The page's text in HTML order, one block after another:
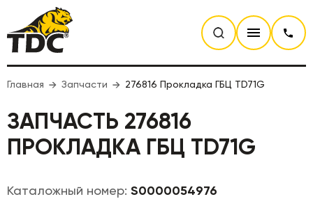
Главная Запчасти 276816 Прокладка ГБЦ TD71G
ЗАПЧАСТЬ 276816
ПРОКЛАДКА ГБЦ TD71G
Каталожный номер: S0000054976